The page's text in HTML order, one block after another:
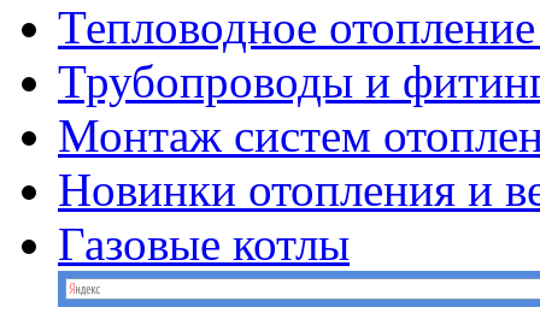
Тепловодное
Трубопроводы и
Монтаж систем
Новинки отопления и
Газовые котлы